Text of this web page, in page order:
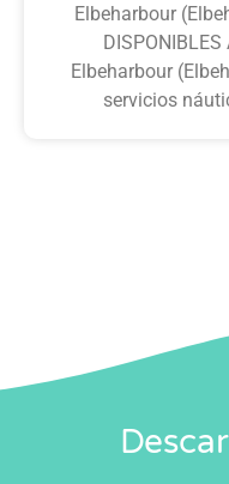
Elbeharbour
Elbeharbour
servicios